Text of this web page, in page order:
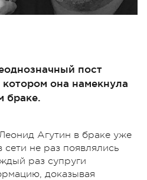
пост
она намекнула
браке.
Агутин в браке уже
сети не раз появлялись
раз супруги
доказывая